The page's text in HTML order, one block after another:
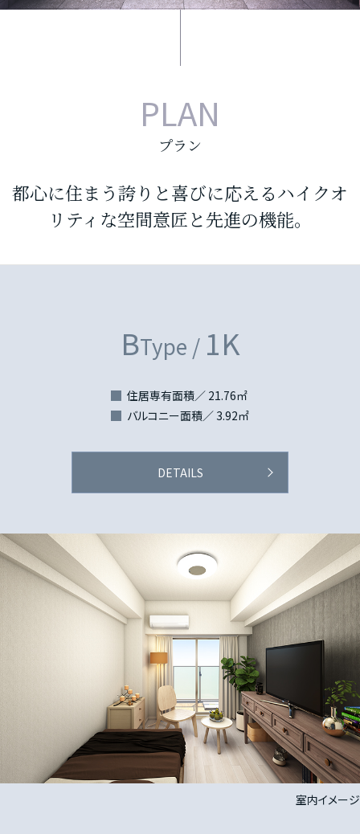
PLAN
プラン
都心に住まう誇りと喜びに応えるハイクオ
リティな空間意匠と先進の機能。
BType / 1K
住居専有面積／ 21.76㎡
バルコニー面積／ 3.92㎡
DETAILS
室内イメージ